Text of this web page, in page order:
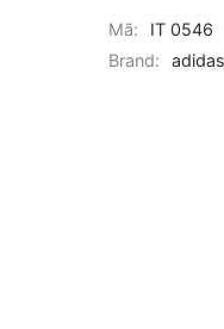
Mã: IT 0546
Brand:
adidas